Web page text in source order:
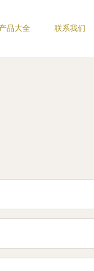
产品大全 联系我们